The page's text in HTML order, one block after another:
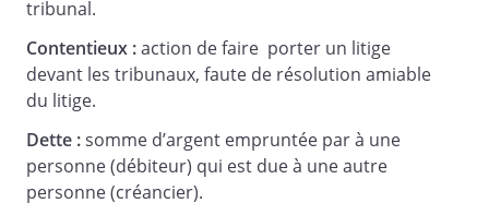
notamment :
- il devra procéder aux formalités de
publicité prévues par la loi, tant au début
qu'au cours et à la fin de la liquidation ;
- il établira, dans les trois mois de la
clôture de chaque exercice, les comptes
annuels au vu de l'inventaire des divers
tribunal.
Contentieux :action de faire porter un litige
devant les tribunaux, faute de résolution amiable
du litige.
Dette :somme d’argent empruntée par à une
personne (débiteur) qui est due à une autre
personne (créancier).